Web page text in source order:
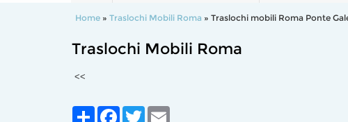
Home » Traslochi Mobili Roma » Traslochi mobili Roma Ponte
Traslochi Mobili Roma
<<
Share FacebookTwitter